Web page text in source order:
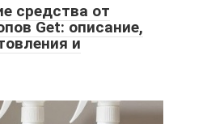
средства от
Get: описание,
и